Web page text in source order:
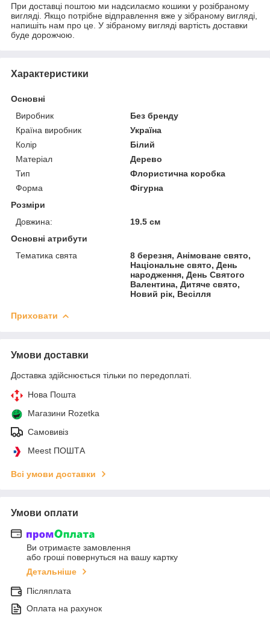
При доставці поштою ми надсилаємо кошики у розібраному
вигляді. Якщо потрібне відправлення вже у зібраному вигляді,
напишіть нам про це. У зібраному вигляді вартість доставки
буде дорожчою.
Характеристики
Основні
Виробник
Без бренду
Країна виробник
Україна
Колір
Білий
Матеріал
Дерево
Тип
Флористична коробка
Форма
Фігурна
Розміри
Довжина:
19.5 см
Основні атрибути
Тематика свята
8 березня, Анімоване свято,
Національне свято, День
народження, День Святого
Валентина, Дитяче свято,
Новий рік, Весілля
Приховати
Умови доставки
Доставка здійснюється тільки по передоплаті.
Нова Пошта
Магазини Rozetka
Самовивіз
Meest ПОШТА
Всі умови доставки
Умови оплати
Ви отримаєте замовлення
або гроші повернуться на вашу картку
Детальніше
Післяплата
Оплата на рахунок